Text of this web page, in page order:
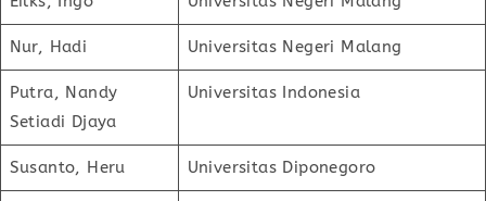
Nur, Hadi Universitas Negeri Malang
Putra, Nandy
Setiadi Djaya
Universitas Indonesia
Susanto, Heru Universitas Diponegoro